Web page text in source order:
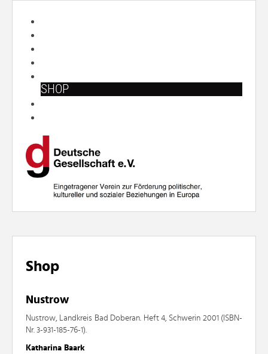
SHOP
Shop
Nustrow
Nustrow, Landkreis Bad Doberan. Heft 4, Schwerin 2001 (ISBN-
Nr. 3-931-185-76-1).
Katharina Baark